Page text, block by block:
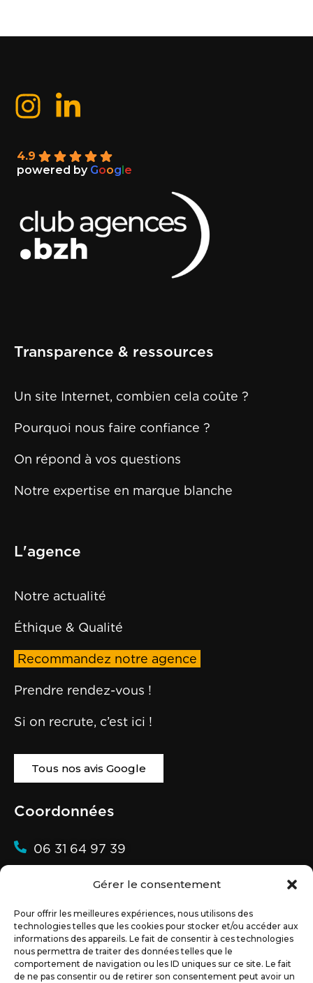
Gérer le consentement
Pour offrir les meilleures expériences, nous utilisons des
technologies telles que les cookies pour stocker et/ou accéder aux
informations des appareils. Le fait de consentir à ces technologies
nous permettra de traiter des données telles que le
comportement de navigation ou les ID uniques sur ce site. Le fait
de ne pas consentir ou de retirer son consentement peut avoir un
4.9
powered by Google
Transparence & ressources
Un site Internet, combien cela coûte ?
Pourquoi nous faire confiance ?
On répond à vos questions
Notre expertise en marque blanche
L'agence
Notre actualité
Éthique & Qualité
Recommandez notre agence
Prendre rendez-vous !
Si on recrute, c’est ici !
Tous nos avis Google
Coordonnées
06 31 64 97 39
54 bis Bd du 19 Mars 1962
44350 GUERANDE